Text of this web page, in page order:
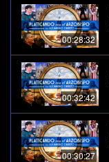
00:28:32
00:32:42
00:30:27